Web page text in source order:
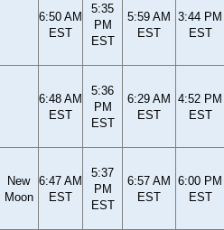
6:50 AM
EST
5:35
PM
EST
5:59 AM
EST
3:44 PM
EST
6:48 AM
EST
5:36
PM
EST
6:29 AM
EST
4:52 PM
EST
New
Moon
6:47 AM
EST
5:37
PM
EST
6:57 AM
EST
6:00 PM
EST